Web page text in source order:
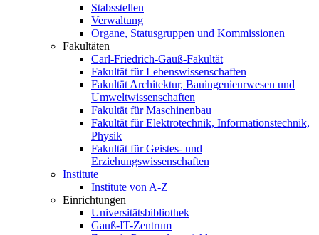
Stabsstellen
Verwaltung
Organe, Statusgruppen und Kommissionen
Fakultäten
Carl-Friedrich-Gauß-Fakultät
Fakultät für Lebenswissenschaften
Fakultät Architektur, Bauingenieurwesen und
Umweltwissenschaften
Fakultät für Maschinenbau
Fakultät für Elektrotechnik, Informationstechnik,
Physik
Fakultät für Geistes- und
Erziehungswissenschaften
Institute
Institute von A-Z
Einrichtungen
Universitätsbibliothek
Gauß-IT-Zentrum